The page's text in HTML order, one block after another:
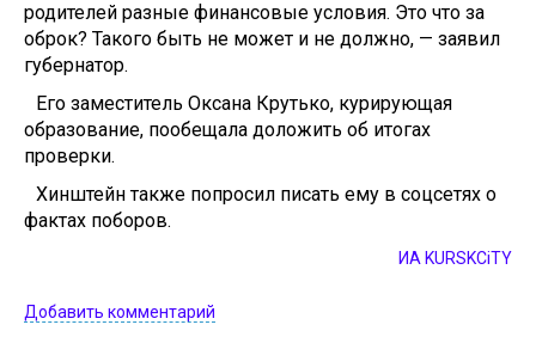
родителей разные финансовые условия. Это что за
оброк? Такого быть не может и не должно, — заявил
губернатор.
Его заместитель Оксана Крутько, курирующая
образование, пообещала доложить об итогах
проверки.
Хинштейн также попросил писать ему в соцсетях о
фактах поборов.
ИА KURSKCiTY
Добавить комментарий